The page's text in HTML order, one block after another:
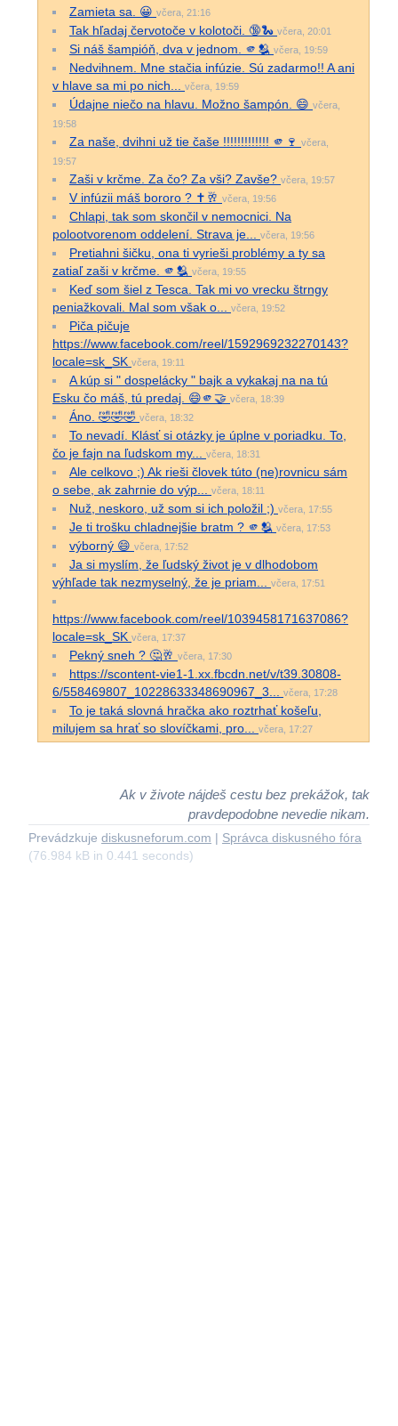
Zamieta sa. 😀 včera, 21:16
Tak hľadaj červotoče v kolotoči. 🔞🐍 včera, 20:01
Si náš šampióň, dva v jednom. 🫵🫂 včera, 19:59
Nedvihnem. Mne stačia infúzie. Sú zadarmo!! A ani
v hlave sa mi po nich...
včera, 19:59
Údajne niečo na hlavu. Možno šampón. 😄 včera,
19:58
Za naše, dvihni už tie čaše !!!!!!!!!!!!! 🫵🍷 včera,
19:57
Zaši v krčme. Za čo? Za vši? Zavše? včera, 19:57
V infúzii máš bororo ? ✝️🥂 včera, 19:56
Chlapi, tak som skončil v nemocnici. Na
polootvorenom oddelení. Strava je...
včera, 19:56
Pretiahni šičku, ona ti vyrieši problémy a ty sa
zatiaľ zaši v krčme. 🫵🫂 včera, 19:55
Keď som šiel z Tesca. Tak mi vo vrecku štrngy
peniažkovali. Mal som však o...
včera, 19:52
Piča pičuje
https://www.facebook.com/reel/1592969232270143?
locale=sk_SK včera, 19:11
A kúp si " dospelácky " bajk a vykakaj na na tú
Esku čo máš, tú predaj. 😄🫵🤝 včera, 18:39
Áno. 🤣🤣🤣 včera, 18:32
To nevadí. Klásť si otázky je úplne v poriadku. To,
čo je fajn na ľudskom my...
včera, 18:31
Ale celkovo ;) Ak rieši človek túto (ne)rovnicu sám
o sebe, ak zahrnie do výp...
včera, 18:11
Nuž, neskoro, už som si ich položil ;) včera, 17:55
Je ti trošku chladnejšie bratm ? 🫵🫂 včera, 17:53
výborný 😄 včera, 17:52
Ja si myslím, že ľudský život je v dlhodobom
výhľade tak nezmyselný, že je priam...
včera, 17:51
https://www.facebook.com/reel/1039458171637086?
locale=sk_SK včera, 17:37
Pekný sneh ? 🤔🥂 včera, 17:30
https://scontent-vie1-1.xx.fbcdn.net/v/t39.30808-
6/558469807_10228633348690967_3...
včera, 17:28
To je taká slovná hračka ako roztrhať košeľu,
milujem sa hrať so slovíčkami, pro...
včera, 17:27
Ak v živote nájdeš cestu bez prekážok, tak
pravdepodobne nevedie nikam.
Prevádzkuje diskusneforum.com | Správca diskusného fóra
(76.984 kB in 0.441 seconds)